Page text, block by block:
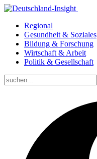
Regional
Gesundheit & Soziales
Bildung & Forschung
Wirtschaft & Arbeit
Politik & Gesellschaft